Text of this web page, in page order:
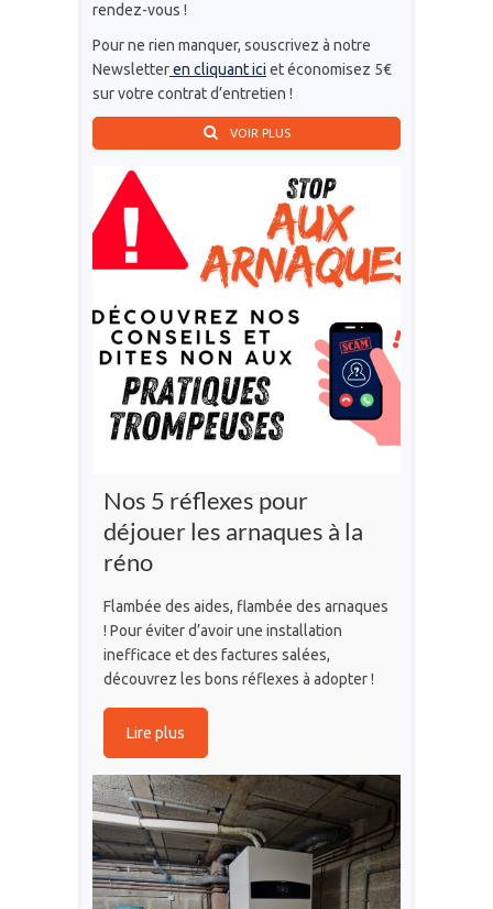
rendez-vous !
Pour ne rien manquer, souscrivez à notre
Newsletteren cliquant ici et économisez 5€
sur votre contrat d’entretien !
VOIR PLUS
Nos 5 réflexes pour
déjouer les arnaques à la
réno
Flambée des aides, flambée des arnaques
! Pour éviter d’avoir une installation
inefficace et des factures salées,
découvrez les bons réflexes à adopter !
Lire plus